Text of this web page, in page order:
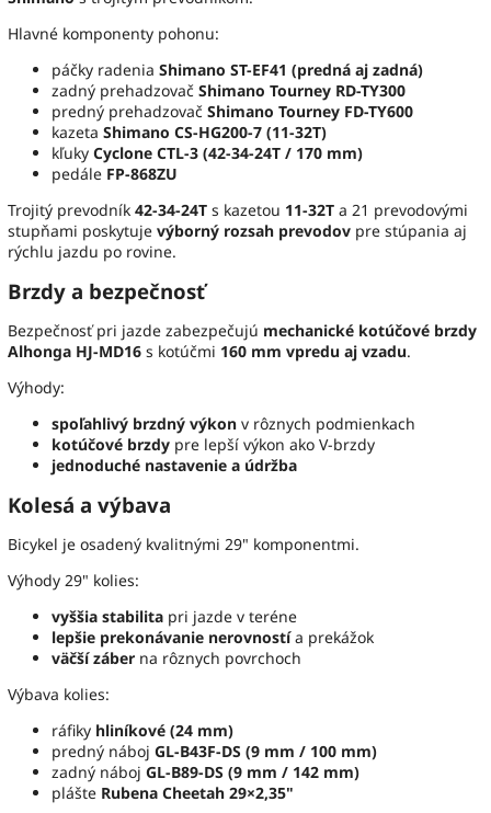
Hlavné komponenty pohonu:
páčky radenia Shimano ST-EF41 (predná aj zadná)
zadný prehadzovač Shimano Tourney RD-TY300
predný prehadzovač Shimano Tourney FD-TY600
kazeta Shimano CS-HG200-7 (11-32T)
kľuky Cyclone CTL-3 (42-34-24T / 170 mm)
pedále FP-868ZU
Trojitý prevodník 42-34-24T s kazetou 11-32T a 21 prevodovými
stupňami poskytuje výborný rozsah prevodov pre stúpania aj
rýchlu jazdu po rovine.
Brzdy a bezpečnosť
Bezpečnosť pri jazde zabezpečujú mechanické kotúčové brzdy
Alhonga HJ-MD16 s kotúčmi 160 mm vpredu aj vzadu.
Výhody:
spoľahlivý brzdný výkon v rôznych podmienkach
kotúčové brzdy pre lepší výkon ako V-brzdy
jednoduché nastavenie a údržba
Kolesá a výbava
Bicykel je osadený kvalitnými 29" komponentmi.
Výhody 29" kolies:
vyššia stabilita pri jazde v teréne
lepšie prekonávanie nerovností a prekážok
väčší záber na rôznych povrchoch
Výbava kolies:
ráfiky hliníkové (24 mm)
predný náboj GL-B43F-DS (9 mm / 100 mm)
zadný náboj GL-B89-DS (9 mm / 142 mm)
plášte Rubena Cheetah 29×2,35"